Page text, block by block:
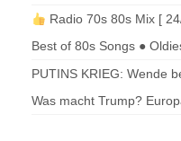
Radio 70s 80s Mix [
Best of 80s Songs ●
PUTINS KRIEG: Wende
Was macht Trump?